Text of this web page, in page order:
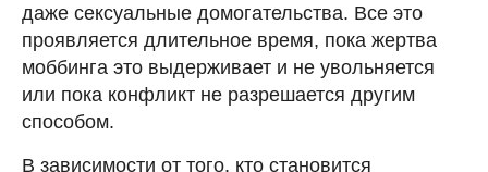
даже сексуальные домогательства. Все это
проявляется длительное время, пока жертва
моббинга это выдерживает и не увольняется
или пока конфликт не разрешается другим
способом.
В зависимости от того, кто становится